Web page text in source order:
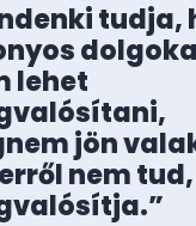
tudja,
lehet
jön
nem tud,